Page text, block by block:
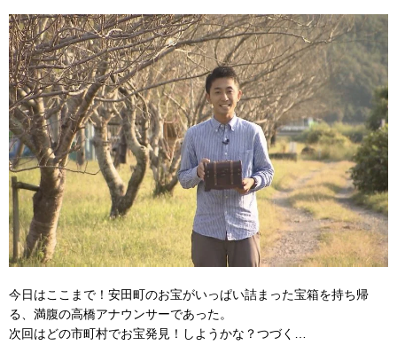
今日はここまで！安田町のお宝がいっぱい詰まった宝箱を持ち帰
る、満腹の高橋アナウンサーであった。
次回はどの市町村でお宝発見！しようかな？つづく…